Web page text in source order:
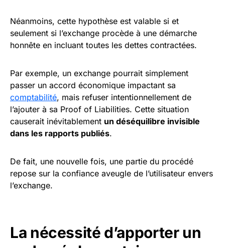
Néanmoins, cette hypothèse est valable si et
seulement si l’exchange procède à une démarche
honnête en incluant toutes les dettes contractées.
Par exemple, un exchange pourrait simplement
passer un accord économique impactant sa
comptabilité, mais refuser intentionnellement de
l’ajouter à sa Proof of Liabilities. Cette situation
causerait inévitablement un déséquilibre invisible
dans les rapports publiés.
De fait, une nouvelle fois, une partie du procédé
repose sur la confiance aveugle de l’utilisateur envers
l’exchange.
La nécessité d’apporter un